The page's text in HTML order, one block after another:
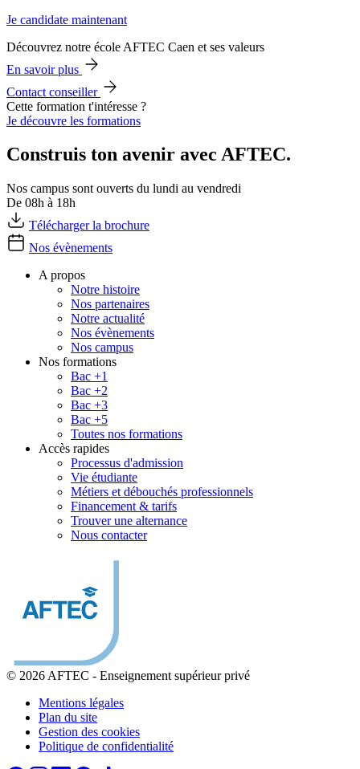
Je candidate maintenant
Découvrez notre école AFTEC Caen et ses valeurs
En savoir plus
Contact conseiller
Cette formation t'intéresse ?
Je découvre les formations
Construis ton avenir avec AFTEC.
Nos campus sont ouverts du lundi au vendredi
De 08h à 18h
Télécharger la brochure
Nos évènements
A propos
Notre histoire
Nos partenaires
Notre actualité
Nos évènements
Nos campus
Nos formations
Bac +1
Bac +2
Bac +3
Bac +5
Toutes nos formations
Accès rapides
Processus d'admission
Vie étudiante
Métiers et débouchés professionnels
Financement & tarifs
Trouver une alternance
Nous contacter
© 2026 AFTEC - Enseignement supérieur privé
Mentions légales
Plan du site
Gestion des cookies
Politique de confidentialité